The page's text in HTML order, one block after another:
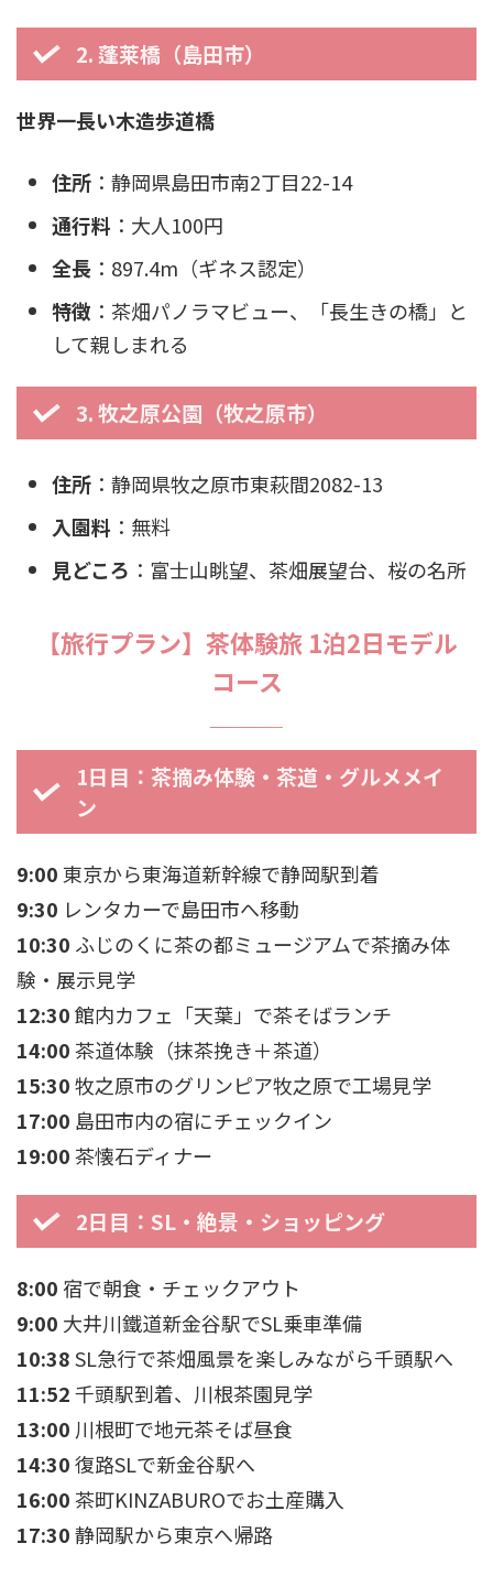
2. 蓬莱橋（島田市）
世界一長い木造歩道橋
住所 ：静岡県島田市南2丁目22-14
通行料 ：大人100円
全長 ：897.4m（ギネス認定）
特徴 ：茶畑パノラマビュー、「長生きの橋」と
して親しまれる
3. 牧之原公園（牧之原市）
住所 ：静岡県牧之原市東萩間2082-13
入園料 ：無料
見どころ ：富士山眺望、茶畑展望台、桜の名所
【旅行プラン】茶体験旅 1泊2日モデル
コース
1日目：茶摘み体験・茶道・グルメメイ
ン
9:00 東京から東海道新幹線で静岡駅到着
9:30 レンタカーで島田市へ移動
10:30 ふじのくに茶の都ミュージアムで茶摘み体
験・展示見学
12:30館内カフェ「天葉」で茶そばランチ
14:00茶道体験（抹茶挽き＋茶道）
15:30牧之原市のグリンピア牧之原で工場見学
17:00 島田市内の宿にチェックイン
19:00茶懐石ディナー
2日目：SL・絶景・ショッピング
8:00 宿で朝食・チェックアウト
9:00 大井川鐵道新金谷駅でSL乗車準備
10:38SL急行で茶畑風景を楽しみながら千頭駅へ
11:52千頭駅到着、川根茶園見学
13:00 川根町で地元茶そば昼食
14:30復路SLで新金谷駅へ
16:00茶町KINZABUROでお土産購入
17:30静岡駅から東京へ帰路